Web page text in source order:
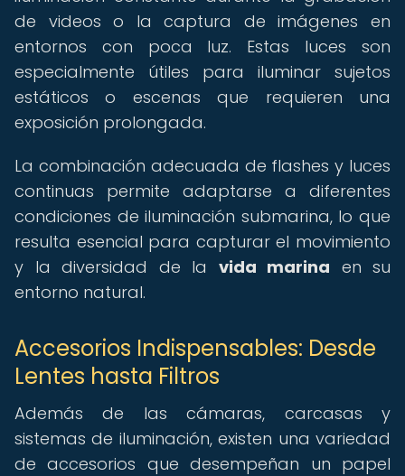
de videos o la captura de imágenes en
entornos con poca luz. Estas luces son
especialmente útiles para iluminar sujetos
estáticos o escenas que requieren una
exposición prolongada.
La combinación adecuada de flashes y luces
continuas permite adaptarse a diferentes
condiciones de iluminación submarina, lo que
resulta esencial para capturar el movimiento
y la diversidad de la vida marina en su
entorno natural.
Accesorios Indispensables: Desde
Lentes hasta Filtros
Además de las cámaras, carcasas y
sistemas de iluminación, existen una variedad
de accesorios que desempeñan un papel